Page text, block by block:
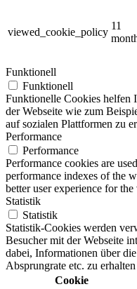
viewed_cookie_policy
11
Funktionell
Funktionell
Funktionelle Cookies helfen
der Webseite wie zum
auf sozialen Plattformen zu
Performance
Performance
Performance cookies are
performance indexes of the
better user experience for the
Statistik
Statistik
Statistik-Cookies werden
Besucher mit der Webseite
dabei, Informationen über
Absprungrate etc. zu erhalten
Cookie